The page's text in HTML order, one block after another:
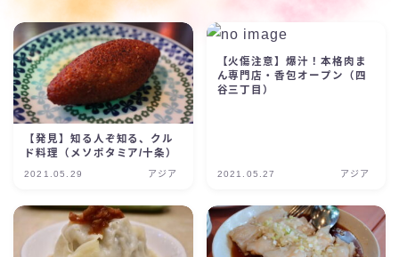
X (旧twitter)
電子書籍
お問い合わせ
【発見】知る人ぞ知る、クル
ド料理（メソポタミア/十条）
2021.05.29 アジア
【火傷注意】爆汁！本格肉ま
ん専門店・香包オープン（四
谷三丁目）
2021.05.27 アジア